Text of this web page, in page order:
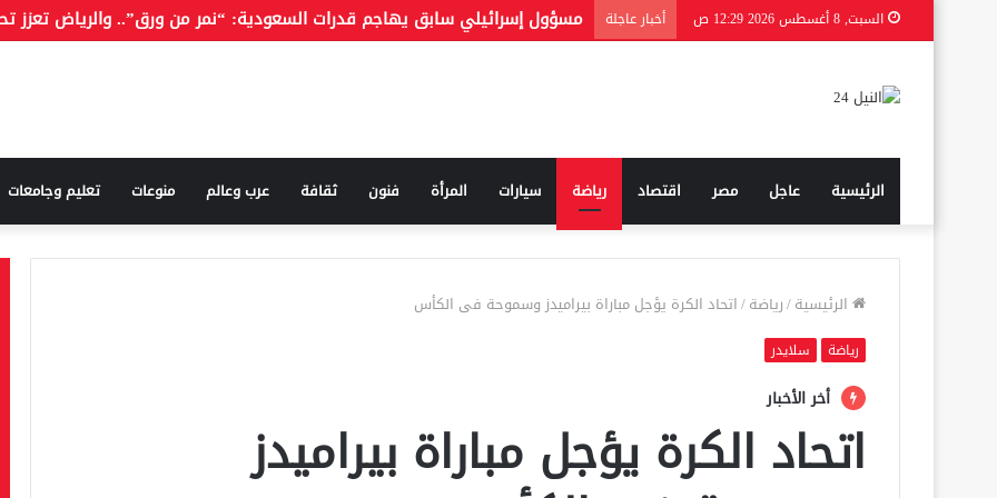
السبت, 8 أغسطس 2026 12:29 ص أخبار عاجلة
الرئيسية عاجل مصر اقتصاد رياضة سيارات المرأة فنون ثقافة عرب وعالم منوعات تعليم وجامعات
الرئيسية/رياضة/اتحاد الكرة يؤجل مباراة بيراميدز وسموحة فى الكأس
رياضة سلايدر
أخر الأخبار
اتحاد الكرة يؤجل مباراة بيراميدز